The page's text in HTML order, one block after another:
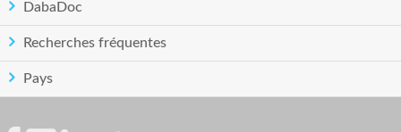
DabaDoc
Recherches fréquentes
Pays